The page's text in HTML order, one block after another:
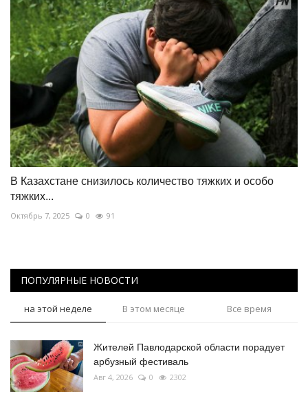
В Казахстане снизилось количество тяжких и особо
тяжких...
Октябрь 7, 2025 0 91
ПОПУЛЯРНЫЕ НОВОСТИ
на этой неделе В этом месяце Все время
Жителей Павлодарской области порадует
арбузный фестиваль
Авг 4, 2026 0 2302